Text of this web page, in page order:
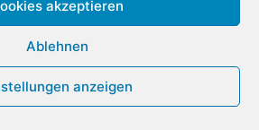
akzeptieren
Ablehnen
anzeigen